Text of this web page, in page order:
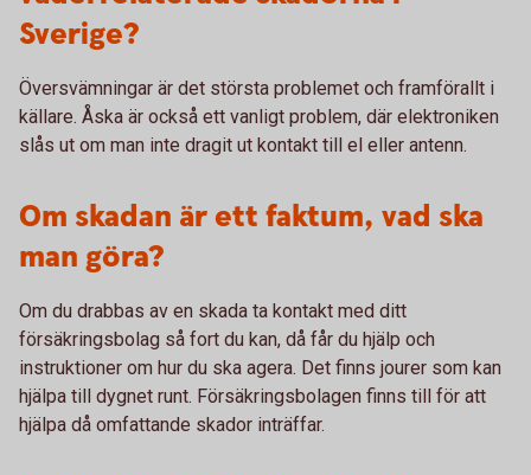
Sverige?
Översvämningar är det största problemet och framförallt i
källare. Åska är också ett vanligt problem, där elektroniken
slås ut om man inte dragit ut kontakt till el eller antenn.
Om skadan är ett faktum, vad ska
man göra?
Om du drabbas av en skada ta kontakt med ditt
försäkringsbolag så fort du kan, då får du hjälp och
instruktioner om hur du ska agera. Det finns jourer som kan
hjälpa till dygnet runt. Försäkringsbolagen finns till för att
hjälpa då omfattande skador inträffar.